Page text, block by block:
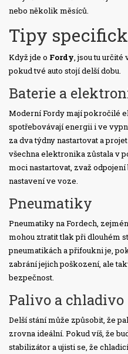
nebo několik měsíců.
Tipy
Když jde o Fordy, jsou tu určité
pokud tvé auto stojí delší dobu.
Baterie a
Moderní Fordy mají pokročilé
spotřebovávají energii i ve
za dva týdny nastartovat a
všechna elektronika zůstala v
moci nastartovat, zvaž
nastavení ve voze.
Pneumatiky
Pneumatiky na Fordech,
mohou ztratit tlak při dlouhém
pneumatikách a přifoukni je,
zabrání jejich poškození, ale
bezpečnost.
Palivo a chladivo
Delší stání může způsobit, že
zrovna ideální. Pokud víš, že
stabilizátor a ujisti se, že